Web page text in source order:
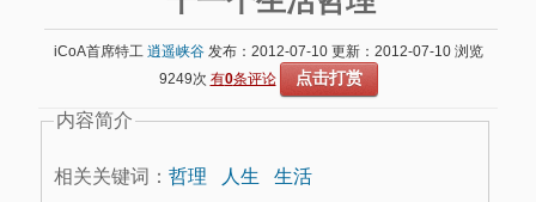
iCoA首席特工 逍遥峡谷发布：2012-07-10 更新：2012-07-10 浏览
9249次 有0条评论 点击打赏
内容简介
相关关键词： 哲理 人生 生活